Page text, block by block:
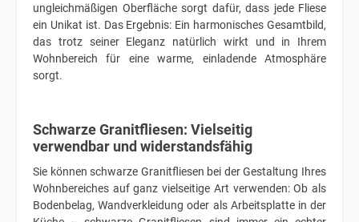
ungleichmäßigen Oberfläche sorgt dafür, dass jede Fliese
ein Unikat ist. Das Ergebnis: Ein harmonisches Gesamtbild,
das trotz seiner Eleganz natürlich wirkt und in Ihrem
Wohnbereich für eine warme, einladende Atmosphäre
sorgt.
Schwarze Granitfliesen: Vielseitig
verwendbar und widerstandsfähig
Sie können schwarze Granitfliesen bei der Gestaltung Ihres
Wohnbereiches auf ganz vielseitige Art verwenden: Ob als
Bodenbelag, Wandverkleidung oder als Arbeitsplatte in der